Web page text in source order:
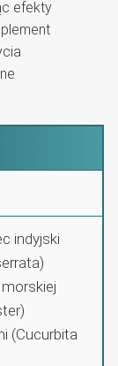
efekty
indyjski
(Cucurbita